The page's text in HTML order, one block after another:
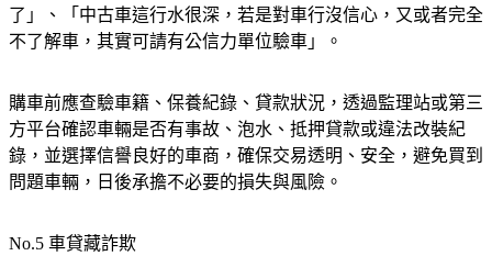
了」、「中古車這行水很深，若是對車行沒信心，又或者完全
不了解車，其實可請有公信力單位驗車」。
購車前應查驗車籍、保養紀錄、貸款狀況，透過監理站或第三
方平台確認車輛是否有事故、泡水、抵押貸款或違法改裝紀
錄，並選擇信譽良好的車商，確保交易透明、安全，避免買到
問題車輛，日後承擔不必要的損失與風險。
No.5 車貸藏詐欺